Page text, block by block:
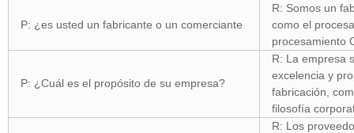
P: ¿es usted un fabricante o un comerciante
R: Somos un
como el
procesamiento
P: ¿Cuál es el propósito de su empresa?
R: La empresa
excelencia y
fabricación,
filosofía
R: Los